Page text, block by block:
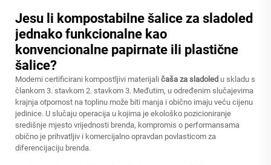
Jesu li kompostabilne šalice za sladoled
jednako funkcionalne kao
konvencionalne papirnate ili plastične
šalice?
Moderni certificirani kompostljivi materijali čaša za sladoled u skladu s
člankom 3. stavkom 2. stavkom 3. Međutim, u određenim slučajevima
krajnja otpornost na toplinu može biti manja i obično imaju veću cijenu
jedinice. U slučaju operacija u kojima je ekološko pozicioniranje
središnje mjesto vrijednosti brenda, kompromis o performansama
obično je prihvatljiv i komercijalno opravdan povlasticom za
diferencijaciju brenda.